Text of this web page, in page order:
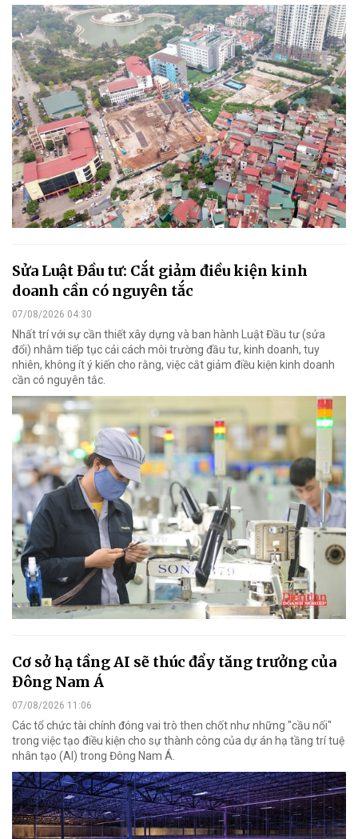
Sửa Luật Đầu tư: Cắt giảm điều kiện kinh
doanh cần có nguyên tắc
07/08/2026 04:30
Nhất trí với sự cần thiết xây dựng và ban hành Luật Đầu tư (sửa
đổi) nhằm tiếp tục cải cách môi trường đầu tư, kinh doanh, tuy
nhiên, không ít ý kiến cho rằng, việc cắt giảm điều kiện kinh doanh
cần có nguyên tắc.
Cơ sở hạ tầng AI sẽ thúc đẩy tăng trưởng của
Đông Nam Á
07/08/2026 11:06
Các tổ chức tài chính đóng vai trò then chốt như những "cầu nối"
trong việc tạo điều kiện cho sự thành công của dự án hạ tầng trí tuệ
nhân tạo (AI) trong Đông Nam Á.